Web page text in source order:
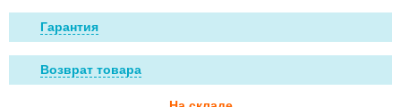
Гарантия
Возврат товара